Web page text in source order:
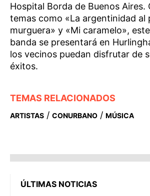
Hospital Borda de Buenos Aires.
temas como «La argentinidad al
murguera» y «Mi caramelo»,
banda se presentará en
los vecinos puedan disfrutar de
éxitos.
TEMAS RELACIONADOS
ARTISTAS / CONURBANO / MÚSICA
ÚLTIMAS NOTICIAS